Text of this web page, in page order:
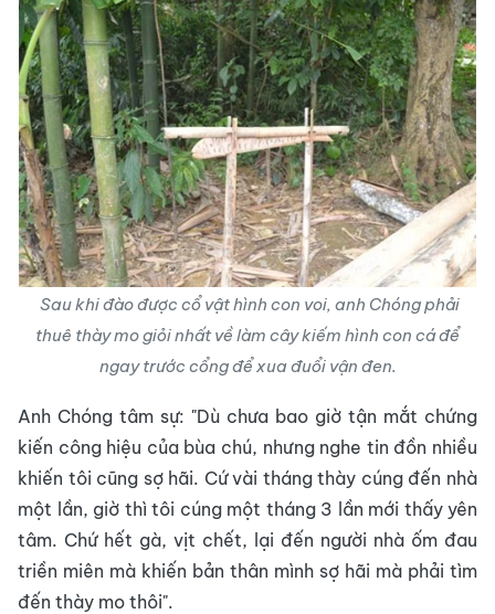
Sau khi đào được cổ vật hình con voi, anh Chóng phải
thuê thày mo giỏi nhất về làm cây kiếm hình con cá để
ngay trước cổng để xua đuổi vận đen.
Anh Chóng tâm sự: "Dù chưa bao giờ tận mắt chứng
kiến công hiệu của bùa chú, nhưng nghe tin đồn nhiều
khiến tôi cũng sợ hãi. Cứ vài tháng thày cúng đến nhà
một lần, giờ thì tôi cúng một tháng 3 lần mới thấy yên
tâm. Chứ hết gà, vịt chết, lại đến người nhà ốm đau
triền miên mà khiến bản thân mình sợ hãi mà phải tìm
đến thày mo thôi".